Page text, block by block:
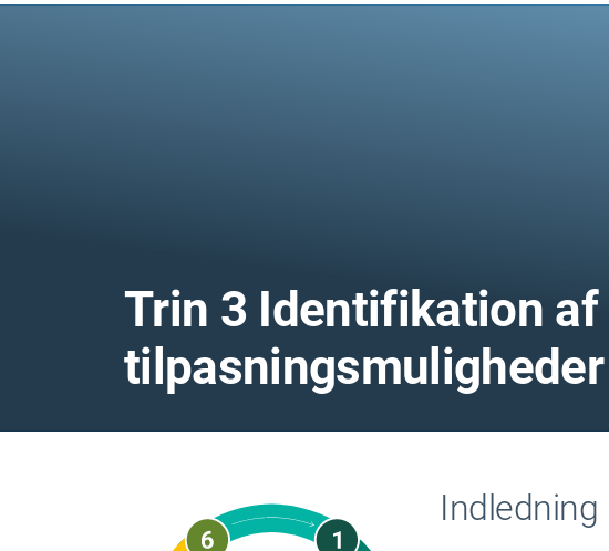
Trin 3 Identifikation af
tilpasningsmuligheder
Indledning